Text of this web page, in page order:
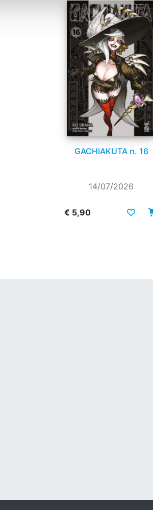
GACHIAKUTA n. 16
14/07/2026
€ 5,90